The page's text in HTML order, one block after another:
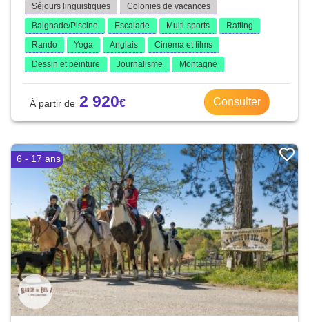
Séjours linguistiques
Colonies de vacances
Baignade/Piscine
Escalade Multi-sports
Rafting
Rando
Yoga Anglais
Cinéma et films
Dessin et peinture
Journalisme Montagne
2 920 Consulter
6 - 17 ans